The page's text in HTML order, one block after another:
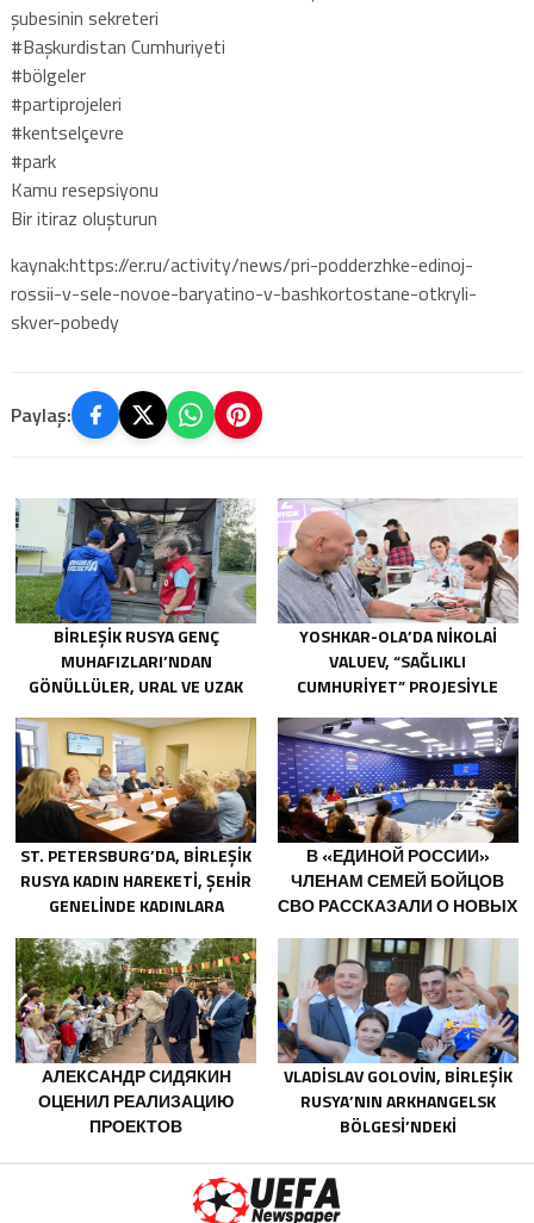
şubesinin sekreteri
#Başkurdistan Cumhuriyeti
#bölgeler
#partiprojeleri
#kentselçevre
#park
Kamu resepsiyonu
Bir itiraz oluşturun
kaynak:https://er.ru/activity/news/pri-podderzhke-edinoj-
rossii-v-sele-novoe-baryatino-v-bashkortostane-otkryli-
skver-pobedy
Paylaş:
BIRLEŞIK RUSYA GENÇ
MUHAFIZLARI’NDAN
GÖNÜLLÜLER, URAL VE UZAK
SONUÇLARINI ORTADAN
KALDIRMAYA YARDIMCI OLUYOR
YOSHKAR-OLA’DA NIKOLAI
VALUEV, “SAĞLIKLI
CUMHURIYET” PROJESIYLE
ST. PETERSBURG’DA, BIRLEŞIK
RUSYA KADIN HAREKETI, ŞEHIR
GENELINDE KADINLARA
PROGRAMLARININ
GELIŞTIRILMESI IÇIN ÖNERILER
HAZIRLADI
В «ЕДИНОЙ РОССИИ»
ЧЛЕНАМ СЕМЕЙ БОЙЦОВ
СВО РАССКАЗАЛИ О НОВЫХ
АЛЕКСАНДР СИДЯКИН
ОЦЕНИЛ РЕАЛИЗАЦИЮ
ПРОЕКТОВ
ВОРОНЕЖСКОЙ ОБЛАСТИ
VLADISLAV GOLOVIN, BIRLEŞIK
RUSYA’NIN ARKHANGELSK
BÖLGESI’NDEKI
VE GENÇLERIN YARATICILIĞINI
DESTEKLEMEYE YÖNELIK